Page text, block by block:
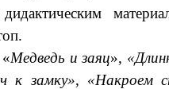
Медведь и заяц»,
к замку», «Накроем